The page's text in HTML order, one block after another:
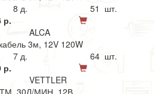
8 д.
51 шт.
р.
ALCA
3м, 12V 120W
7 д.
64 шт.
р.
VETTLER
30Л/МИН, 12В